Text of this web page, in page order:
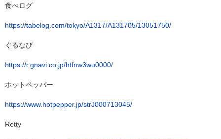
食べログ
https://tabelog.com/tokyo/A1317/A131705/13051750/
ぐるなび
https://r.gnavi.co.jp/htfnw3wu0000/
ホットペッパー
https://www.hotpepper.jp/strJ000713045/
Retty